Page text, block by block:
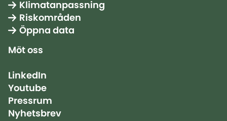
Klimatanpassning
Riskområden
Öppna data
Möt oss
LinkedIn
Youtube
Pressrum
Nyhetsbrev